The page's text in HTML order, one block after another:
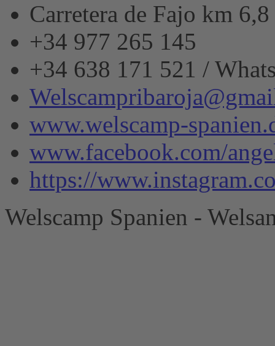
Carretera de Fajo km
+34 977 265 145
+34 638 171 521 /
www.welscamp-
www.facebook.com/
https://
Welscamp Spanien -